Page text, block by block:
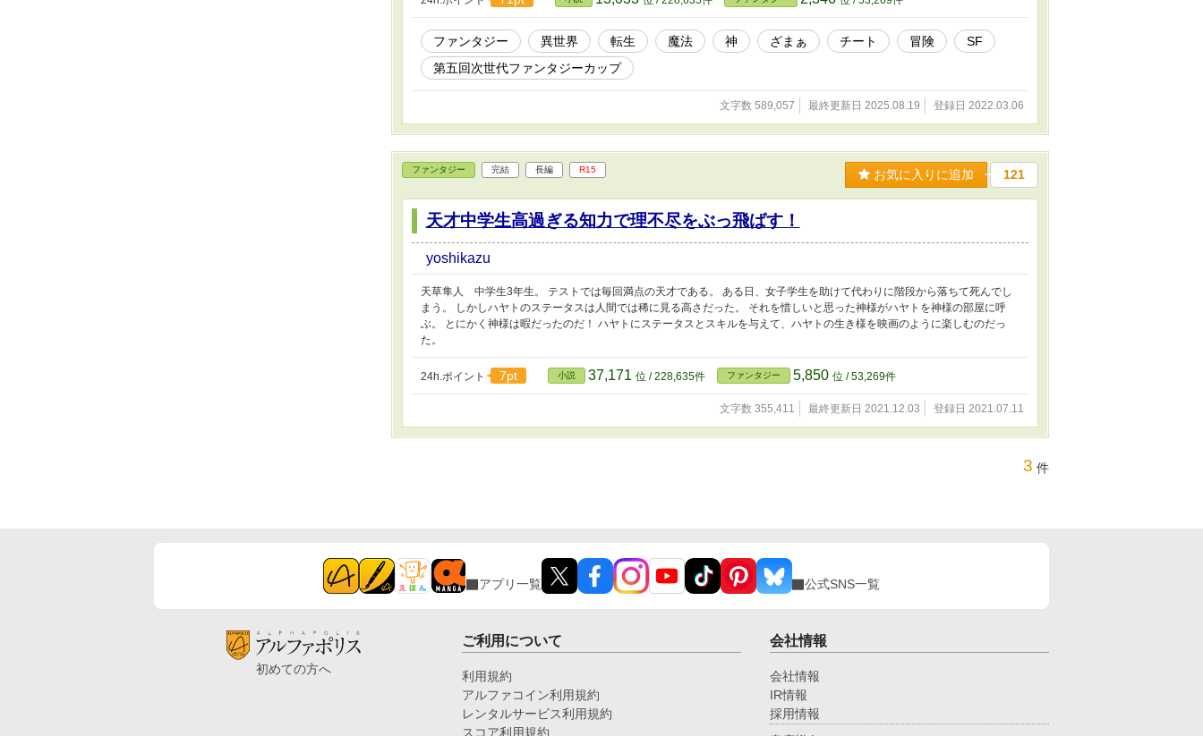
ファンタジー 異世界 転生 魔法 神 ざまぁ チート 冒険
SF
第五回次世代ファンタジーカップ
文字数 589,057 最終更新日 2025.08.19 登録日 2022.03.06
ファンタジー 完結 長編 R15 お気に入りに追加 121
天才中学生高過ぎる知力で理不尽をぶっ飛ばす！
yoshikazu
天草隼人 中学生3年生。 テストでは毎回満点の天才である。 ある日、女子学生を助けて代わりに階段から落ちて死んでし
まう。 しかしハヤトのステータスは人間では稀に見る高さだった。 それを惜しいと思った神様がハヤトを神様の部屋に呼
ぶ。 とにかく神様は暇だったのだ！ ハヤトにステータスとスキルを与えて、ハヤトの生き様を映画のように楽しむのだっ
た。
24h.ポイント 7pt 小説 37,171 位 / 228,635件 ファンタジー 5,850 位 / 53,269件
文字数 355,411 最終更新日 2021.12.03 登録日 2021.07.11
3 件
アプリ一覧 公式SNS一覧
初めての方へ
ご利用について
利用規約
アルファコイン利用規約
レンタルサービス利用規約
スコア利用規約
会社情報
会社情報
IR情報
採用情報